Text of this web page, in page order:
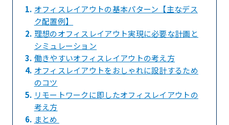
1. オフィスレイアウトの基本パターン【主なデス
ク配置例】
2. 理想のオフィスレイアウト実現に必要な計画と
シミュレーション
3. 働きやすいオフィスレイアウトの考え方
4. オフィスレイアウトをおしゃれに設計するため
のコツ
5. リモートワークに即したオフィスレイアウトの
考え方
6. まとめ